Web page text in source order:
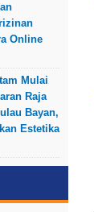
Online
Mulai
Raja
Bayan,
Estetika